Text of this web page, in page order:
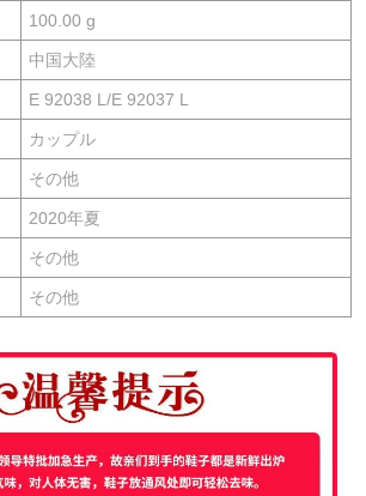
100.00 g
中国大陸
E 92038 L/E 92037 L
カップル
その他
2020年夏
その他
その他